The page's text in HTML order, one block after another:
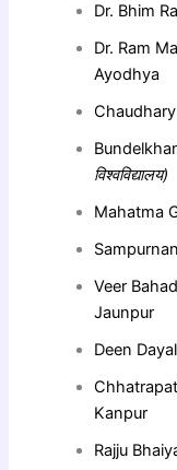
Dr. Bhim
Dr. Ram
Ayodhya
विश्वविद्यालय)
Mahatma
Veer
Jaunpur
Deen
Kanpur
Rajju